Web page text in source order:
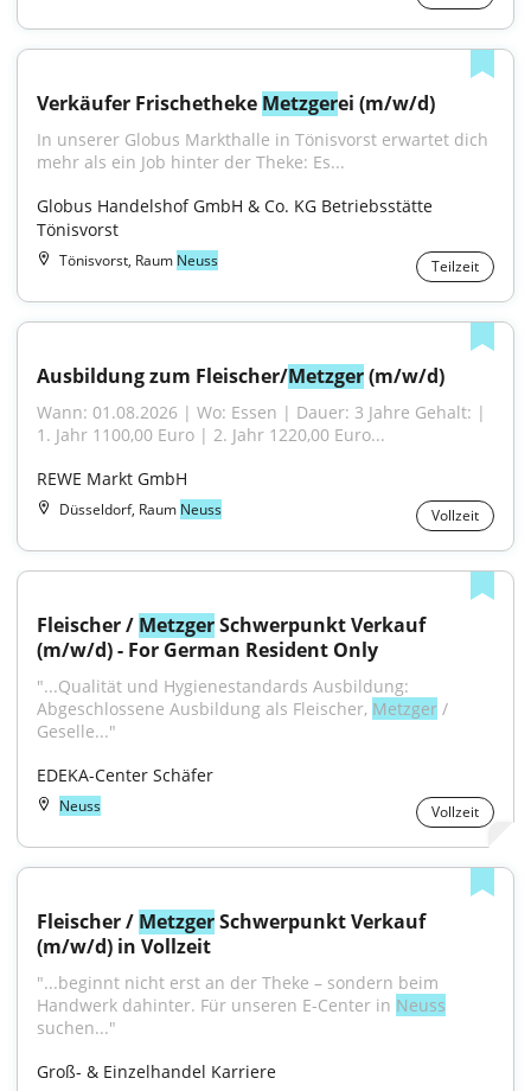
Verkäufer Frischetheke Metzgerei (m/w/d)
In unserer Globus Markthalle in Tönisvorst erwartet dich
mehr als ein Job hinter der Theke: Es...
Globus Handelshof GmbH & Co. KG Betriebsstätte
Tönisvorst
Tönisvorst, Raum Neuss Teilzeit
Ausbildung zum Fleischer/Metzger (m/w/d)
Wann: 01.08.2026 | Wo: Essen | Dauer: 3 Jahre Gehalt: |
1. Jahr 1100,00 Euro | 2. Jahr 1220,00 Euro...
REWE Markt GmbH
Düsseldorf, Raum Neuss Vollzeit
Fleischer / Metzger Schwerpunkt Verkauf
(m/w/d) - For German Resident Only
"...Qualität und Hygienestandards Ausbildung:
Abgeschlossene Ausbildung als Fleischer, Metzger /
Geselle..."
EDEKA-Center Schäfer
Neuss Vollzeit
Fleischer / Metzger Schwerpunkt Verkauf
(m/w/d) in Vollzeit
"...beginnt nicht erst an der Theke – sondern beim
Handwerk dahinter. Für unseren E-Center in Neuss
suchen..."
Groß- & Einzelhandel Karriere